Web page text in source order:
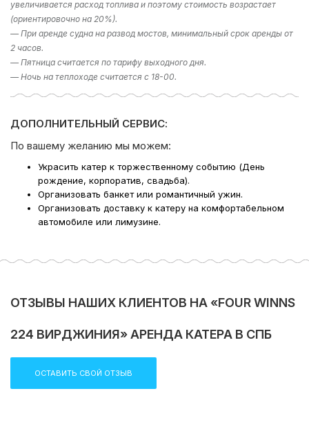
раздел фотогалерея, где указаны некоторые
направления. Либо наш менеджер предложит вам
варианты исходя из ваших пожеланий – просто наберите
телефон в шапке сайта!
Компания Ру-Чартерс всегда рада предложить вам
аренду яхты в СПб, ждем вас на борту!
увеличивается расход топлива и поэтому стоимость возрастает
(ориентировочно на 20%).
— При аренде судна на развод мостов, минимальный срок аренды от
2 часов.
— Пятница считается по тарифу выходного дня.
— Ночь на теплоходе считается с 18-00.
ДОПОЛНИТЕЛЬНЫЙ СЕРВИС:
По вашему желанию мы можем:
Украсить катер к торжественному событию (День
рождение, корпоратив, свадьба).
Организовать банкет или романтичный ужин.
Организовать доставку к катеру на комфортабельном
автомобиле или лимузине.
ОТЗЫВЫ НАШИХ КЛИЕНТОВ НА «FOUR WINNS
224 ВИРДЖИНИЯ» АРЕНДА КАТЕРА В СПБ
ОСТАВИТЬ СВОЙ ОТЗЫВ